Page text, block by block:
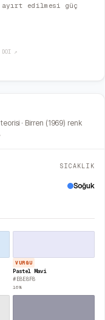
ayırt edilmesi güç
DOI ↗
· Birren (1969) renk
SICAKLIK
Soğuk
VURGU
Pastel Mavi
#E8E8F8
16%